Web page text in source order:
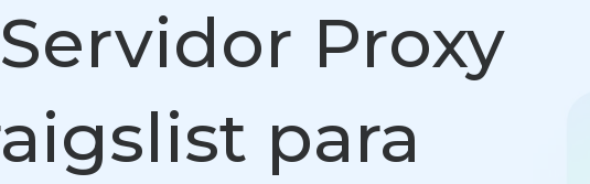
Proxy
para